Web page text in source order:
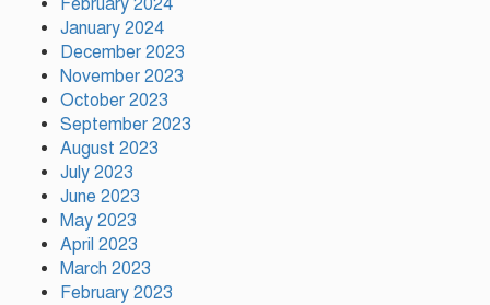
January 2024
December 2023
November 2023
October 2023
September 2023
August 2023
July 2023
June 2023
May 2023
April 2023
March 2023
February 2023